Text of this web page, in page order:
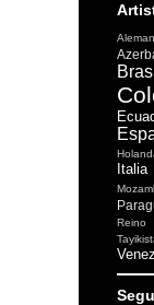
Italia
Reino